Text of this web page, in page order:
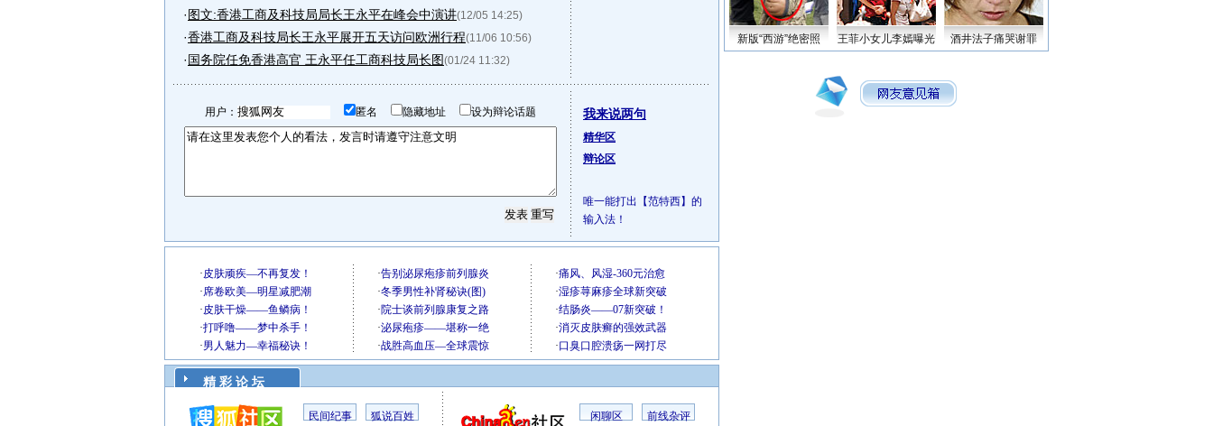
·图文:香港工商及科技局局长王永平在峰会中演讲(12/05 14:25)
·香港工商及科技局长王永平展开五天访问欧洲行程(11/06 10:56)
·国务院任免香港高官 王永平任工商科技局长图(01/24 11:32)
用户： 匿名 隐藏地址 设为辩论话题 我来说两句
精华区
辩论区
唯一能打出【范特西】的
输入法！
精 彩 论 坛
民间纪事 狐说百姓 闲聊区 前线杂评
新版“西游”绝密照 王菲小女儿李嫣曝光 酒井法子痛哭谢罪